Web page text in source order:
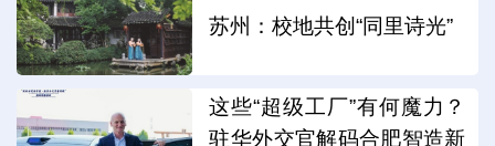
苏州：校地共创“同里诗光”
这些“超级工厂”有何魔力？
驻华外交官解码合肥智造新